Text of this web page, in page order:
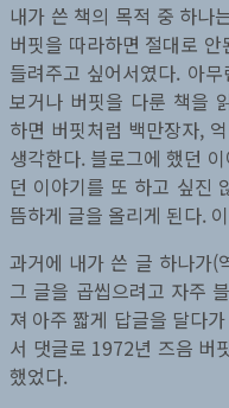
자
의
진
화”
나
왔
습
니
다
내가 쓴 책의 목적 중 하나
버핏을 따라하면 절대로
들려주고 싶어서였다. 아
보거나 버핏을 다룬 책을
하면 버핏처럼 백만장자,
생각한다. 블로그에 했던
던 이야기를 또 하고 싶진
뜸하게 글을 올리게 된다.
과거에 내가 쓴 글 하나가(
그 글을 곱씹으려고 자주
져 아주 짧게 답글을 달다
서 댓글로 1972년 즈음 버
했었다.